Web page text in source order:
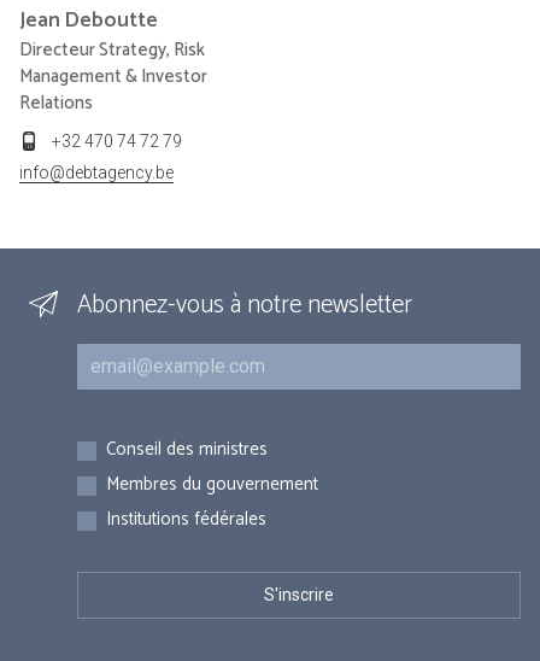
Jean Deboutte
Directeur Strategy, Risk
Management & Investor
Relations
+32 470 74 72 79
info@debtagency.be
Abonnez-vous à notre newsletter
Courriel
Inscriptions
Conseil des ministres
Membres du gouvernement
Institutions fédérales